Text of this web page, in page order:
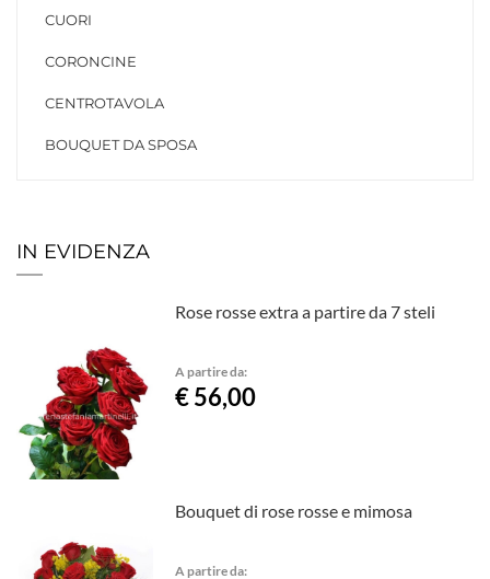
CUORI
CORONCINE
CENTROTAVOLA
BOUQUET DA SPOSA
IN EVIDENZA
Rose rosse extra a partire da 7 steli
A partire da:
€ 56,00
Bouquet di rose rosse e mimosa
A partire da: